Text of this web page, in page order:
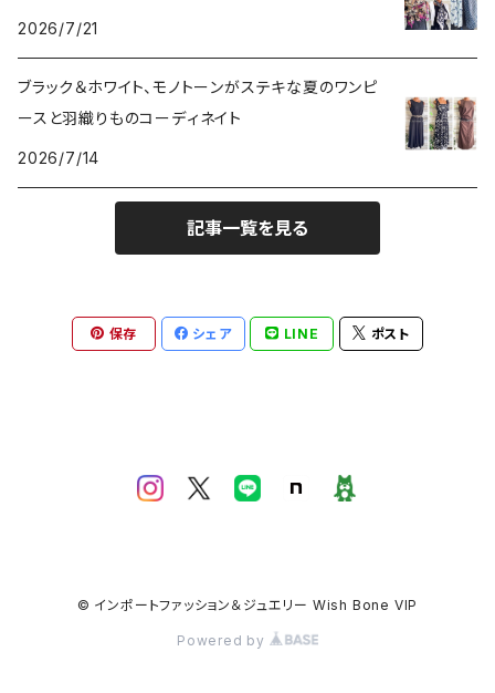
2026/7/21
ブラック＆ホワイト、モノトーンがステキな夏のワンピ
ースと羽織りものコーディネイト
2026/7/14
記事一覧を見る
保存 シェア LINE ポスト
© インポートファッション＆ジュエリー Wish Bone VIP
Powered by